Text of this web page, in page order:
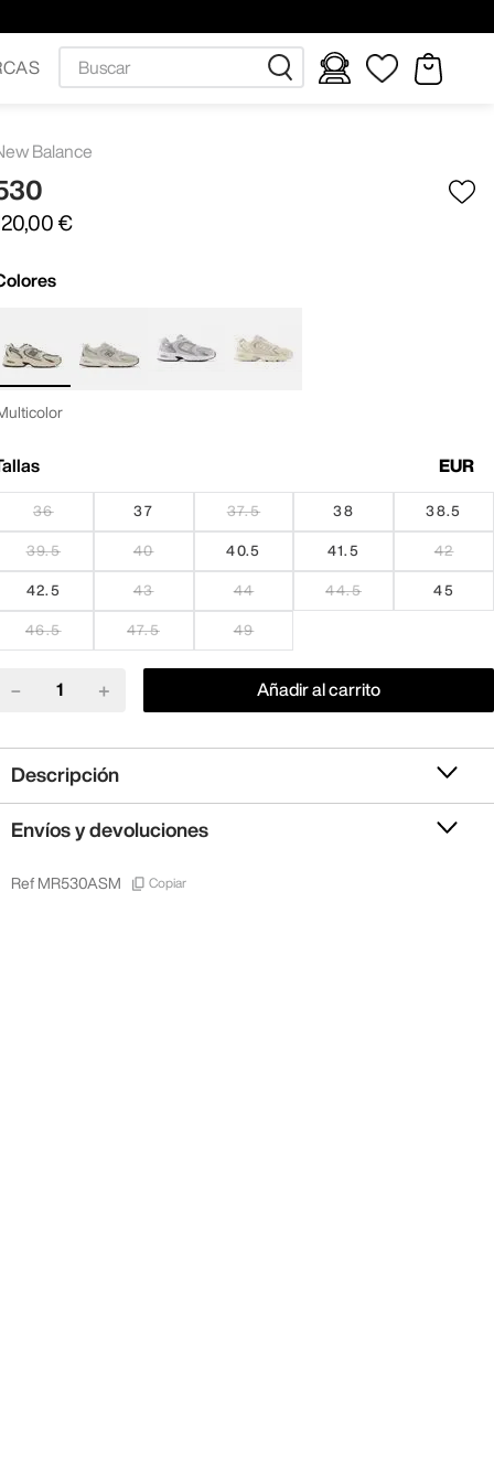
Balance
, 00 €
EUR
36 37 37.5 38 38.5
39.5 40 40.5 41.5 42
42.5 43 44 44.5 45
46.5 47.5 49
＋
－ Añadir al carrito
Descripción
Envíos y devoluciones
Ref MR530ASM Copiar